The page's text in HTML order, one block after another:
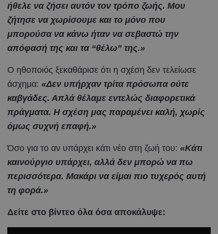
ήθελε να ζήσει αυτόν τον τρόπο ζωής. Μου
ζήτησε να χωρίσουμε και το μόνο που
μπορούσα να κάνω ήταν να σεβαστώ την
απόφασή της και τα “θέλω” της.»
Ο ηθοποιός ξεκαθάρισε ότι η σχέση δεν τελείωσε
άσχημα: «Δεν υπήρχαν τρίτα πρόσωπα ούτε
καβγάδες. Απλά θέλαμε εντελώς διαφορετικά
πράγματα. Η σχέση μας παραμένει καλή, χωρίς
όμως συχνή επαφή.»
Όσο για το αν υπάρχει κάτι νέο στη ζωή του: «Κάτι
καινούργιο υπάρχει, αλλά δεν μπορώ να πω
περισσότερα. Μακάρι να είμαι πιο τυχερός αυτή
τη φορά.»
Δείτε στο βίντεο όλα όσα αποκάλυψε: